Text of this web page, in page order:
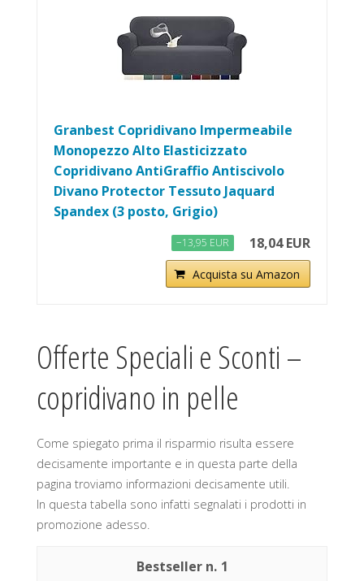
Granbest Copridivano Impermeabile
Monopezzo Alto Elasticizzato
Copridivano AntiGraffio Antiscivolo
Divano Protector Tessuto Jaquard
Spandex (3 posto, Grigio)
−13,95 EUR 18,04 EUR
Acquista su Amazon
Offerte Speciali e Sconti –
copridivano in pelle
Come spiegato prima il risparmio risulta essere
decisamente importante e in questa parte della
pagina troviamo informazioni decisamente utili.
In questa tabella sono infatti segnalati i prodotti in
promozione adesso.
1